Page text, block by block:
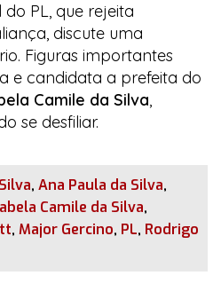
PL, que rejeita
discute uma
Figuras importantes
e candidata a prefeita do
Camile da Silva,
se desfiliar.
, Ana Paula da Silva,
Camile da Silva,
, Major Gercino, PL, Rodrigo